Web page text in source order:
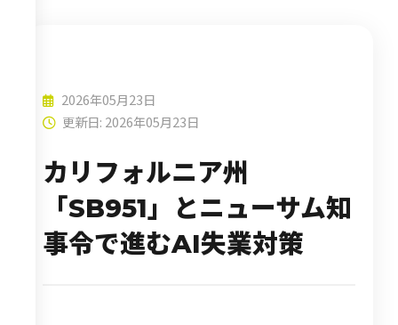
2026年05月23日
更新日: 2026年05月23日
カリフォルニア州
「SB951」とニューサム知
事令で進むAI失業対策